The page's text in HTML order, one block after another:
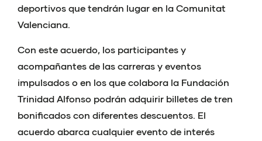
deportivos que tendrán lugar en la Comunitat
Valenciana.
Con este acuerdo, los participantes y
acompañantes de las carreras y eventos
impulsados o en los que colabora la Fundación
Trinidad Alfonso podrán adquirir billetes de tren
bonificados con diferentes descuentos. El
acuerdo abarca cualquier evento de interés